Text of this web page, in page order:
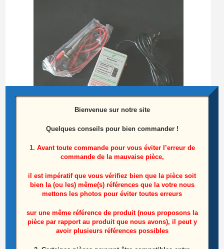
Testeur de barres LEDS
25,00€
Ajouter au panier
Bienvenue sur notre site
Quelques conseils pour bien commander !
1. Avant toute commande pour vous éviter l’erreur de
commande de la mauvaise pièce,
il est impératif que vous vérifiez bien que la pièce soit
bien la (ou les) même(s) références que la votre nous
mettons les photos pour éviter toutes erreurs
sur une même référence de produit (nous proposons la
pièce par rapport au produit que nous avons), il peut y
avoir plusieurs références possibles